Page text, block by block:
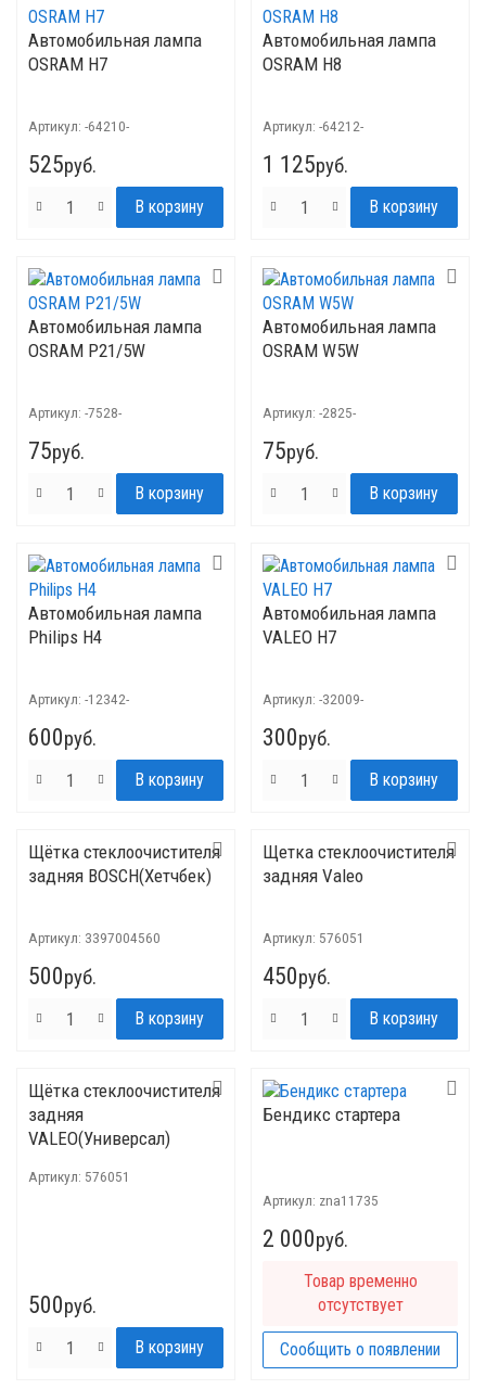
Автомобильная лампа
OSRAM H7
Артикул: -64210-
525руб.
Автомобильная лампа
OSRAM H8
Артикул: -64212-
1 125руб.
Автомобильная лампа
OSRAM P21/5W
Артикул: -7528-
75руб.
Автомобильная лампа
OSRAM W5W
Артикул: -2825-
75руб.
Автомобильная лампа
Philips H4
Артикул: -12342-
600руб.
Автомобильная лампа
VALEO H7
Артикул: -32009-
300руб.
Щётка стеклоочистителя
задняя BOSCH(Хетчбек)
Артикул: 3397004560
500руб.
Щетка стеклоочистителя
задняя Valeo
Артикул: 576051
450руб.
Щётка стеклоочистителя
задняя
VALEO(Универсал)
Артикул: 576051
500руб.
Бендикс стартера
Артикул: znа11735
2 000руб.
Товар временно
отсутствует
Сообщить о появлении